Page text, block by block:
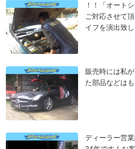
！！「オート
ご対応させて
イフを演出致し
販売時には私
た部品などは
ディーラー営